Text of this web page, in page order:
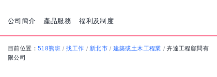
公司簡介 產品服務 福利及制度
目前位置： 518熊班 / 找工作 / 新北市 / 建築或土木工程業 / 卉達工程顧問有
限公司